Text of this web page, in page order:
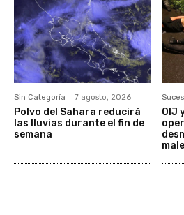
Sin Categoría 7 agosto, 2026
Polvo del Sahara reducirá
las lluvias durante el fin de
semana
OIJ